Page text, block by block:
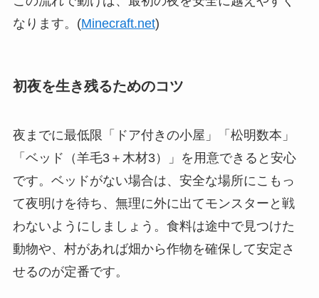
なります。(Minecraft.net)
初夜を生き残るためのコツ
夜までに最低限「ドア付きの小屋」「松明数本」
「ベッド（羊毛3＋木材3）」を用意できると安心
です。ベッドがない場合は、安全な場所にこもっ
て夜明けを待ち、無理に外に出てモンスターと戦
わないようにしましょう。食料は途中で見つけた
動物や、村があれば畑から作物を確保して安定さ
せるのが定番です。